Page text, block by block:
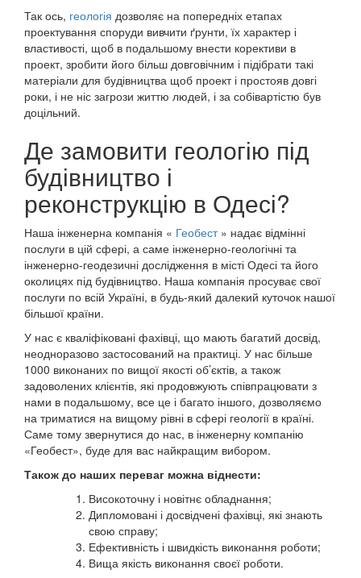
Так ось, геологія дозволяє на попередніх етапах
проектування споруди вивчити ґрунти, їх характер і
властивості, щоб в подальшому внести корективи в
проект, зробити його більш довговічним і підібрати такі
матеріали для будівництва щоб проект і простояв довгі
роки, і не ніс загрози життю людей, і за собівартістю був
доцільний.
Де замовити геологію під
будівництво і
реконструкцію в Одесі?
Наша інженерна компанія « Геобест » надає відмінні
послуги в цій сфері, а саме інженерно-геологічні та
інженерно-геодезичні дослідження в місті Одесі та його
околицях під будівництво. Наша компанія просуває свої
послуги по всій Україні, в будь-який далекий куточок нашої
більшої країни.
У нас є кваліфіковані фахівці, що мають багатий досвід,
неодноразово застосований на практиці. У нас більше
1000 виконаних по вищої якості об’єктів, а також
задоволених клієнтів, які продовжують співпрацювати з
нами в подальшому, все це і багато іншого, дозволяємо
на триматися на вищому рівні в сфері геології в країні.
Саме тому звернутися до нас, в інженерну компанію
«Геобест», буде для вас найкращим вибором.
Також до наших переваг можна віднести:
Високоточну і новітнє обладнання;
Дипломовані і досвідчені фахівці, які знають
свою справу;
Ефективність і швидкість виконання роботи;
Вища якість виконання своєї роботи.